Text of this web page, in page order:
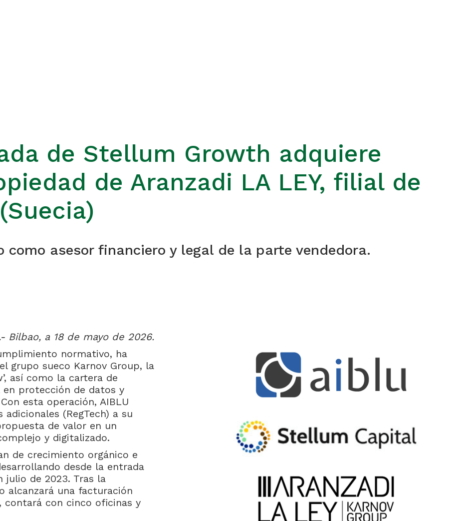
de Stellum Growth adquiere
de Aranzadi LA LEY, filial de
como asesor financiero y legal de la parte vendedora.
Bilbao, a 18 de mayo de 2026.
normativo, ha
grupo sueco Karnov Group, la
así como la cartera de
protección de datos y
esta operación, AIBLU
(RegTech) a su
de valor en un
y digitalizado.
de crecimiento orgánico e
desde la entrada
de 2023. Tras la
alcanzará una facturación
contará con cinco oficinas y